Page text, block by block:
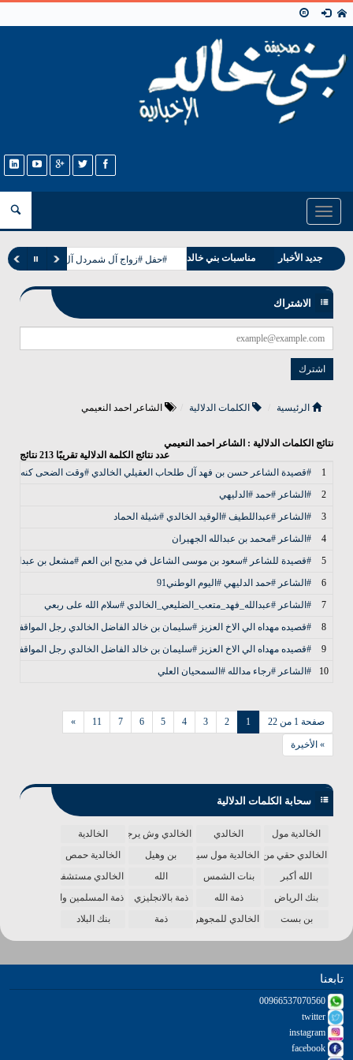
Toggle
navigation
جديد الأخبار مناسبات بني خالد #حفل #زواج آل شمردل آل مطر القرشه
الاشتراك
الرئيسية الكلمات الدلالية الشاعر احمد النعيمي
نتائج الكلمات الدلالية : الشاعر احمد النعيمي
عدد نتائج الكلمة الدلالية تقريبًا 213 نتائج
1
#قصيدة الشاعر حسن بن فهد آل طلحاب العقيلي الخالدي #وقت الضحى كنه غدا
2
#الشاعر #حمد #الدليهي
3
#الشاعر #عبداللطيف #الوقيد الخالدي #شيلة الحماد
4
#الشاعر #محمد بن عبدالله الجهيران
5
#قصيدة للشاعر #سعود بن موسى الشاعل في مديح ابن العم #مشعل بن
6
#الشاعر #حمد الدليهي #اليوم الوطني91
7
#الشاعر ‏⁧‫#عبدالله_فهد_متعب_الضليعي_الخالدي‬⁩ #سلام الله على ربعي
8
#قصيده مهداه الي الاخ العزيز #سليمان بن خالد الفاضل الخالدي رجل المواقف
9
#قصيده مهداه الي الاخ العزيز #سليمان بن خالد الفاضل الخالدي رجل المواقف
10
#الشاعر #رجاء مدالله #السمحيان العلي
صفحة 1 من 22 1
2
3
4
5
6
7
11
»
» الأخيرة
سحابة الكلمات الدلالية
الخالدية مول الخالدي الخالدي وش يرجع
الخالدية
الخالدي حقي من الدنياالخالدية مول سينما بن وهيل
الخالدية حمص
الله أكبر
بنات الشمس الله
الخالدي مستشفى
بنك الرياض
ذمة الله ذمة بالانجليزي
ذمة المسلمين واحدة
بن بست
الخالدي للمجوهرات ذمة بنك البلاد
تابعنا